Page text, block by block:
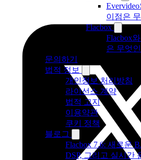
이점은
Flacbox
Flacbox
은 무엇
문의하기
법적 정보
개인정보 처리방침
라이선스 계약
법적 고지
이용약관
쿠키 정책
블로그
Flacbox 7.6: 새로운
DSP, 그리고 실시간